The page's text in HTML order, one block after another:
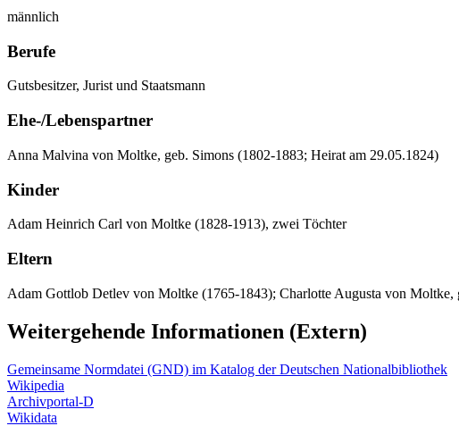
männlich
Berufe
Gutsbesitzer, Jurist und Staatsmann
Ehe-/Lebenspartner
Anna Malvina von Moltke, geb. Simons (1802-1883; Heirat am 29.05.1824)
Kinder
Adam Heinrich Carl von Moltke (1828-1913), zwei Töchter
Eltern
Adam Gottlob Detlev von Moltke (1765-1843); Charlotte Augusta von Moltke,
Weitergehende Informationen (Extern)
Gemeinsame Normdatei (GND) im Katalog der Deutschen Nationalbibliothek
Wikipedia
Archivportal-D
Wikidata